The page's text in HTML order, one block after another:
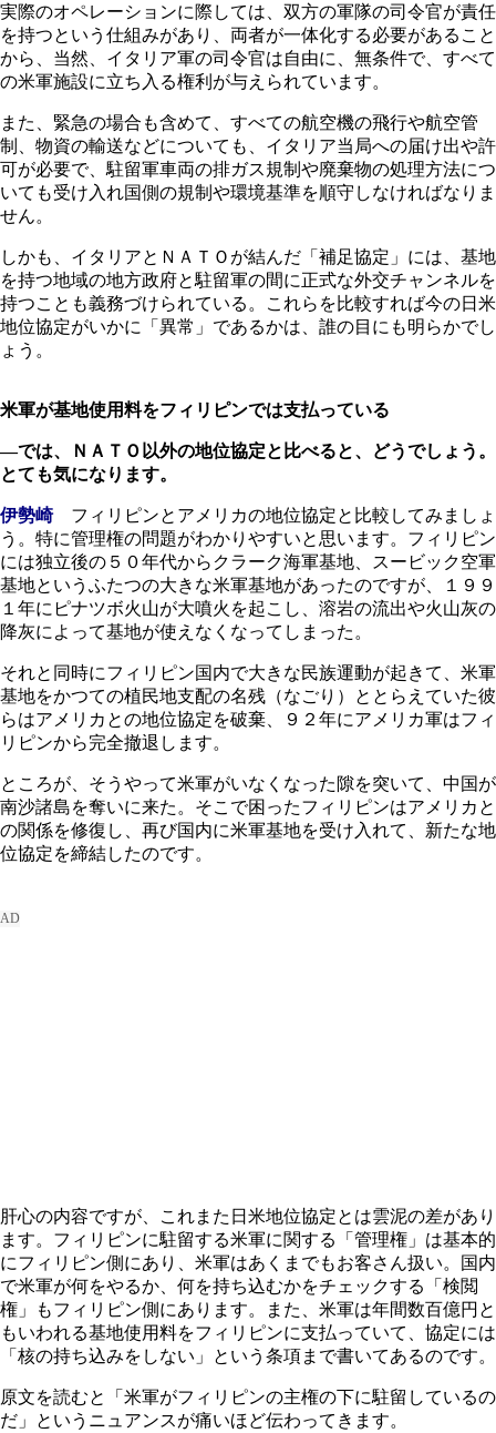
実際のオペレーションに際しては、双方の軍隊の司令官が責任
を持つという仕組みがあり、両者が一体化する必要があること
から、当然、イタリア軍の司令官は自由に、無条件で、すべて
の米軍施設に立ち入る権利が与えられています。
また、緊急の場合も含めて、すべての航空機の飛行や航空管
制、物資の輸送などについても、イタリア当局への届け出や許
可が必要で、駐留軍車両の排ガス規制や廃棄物の処理方法につ
いても受け入れ国側の規制や環境基準を順守しなければなりま
せん。
しかも、イタリアとＮＡＴＯが結んだ「補足協定」には、基地
を持つ地域の地方政府と駐留軍の間に正式な外交チャンネルを
持つことも義務づけられている。これらを比較すれば今の日米
地位協定がいかに「異常」であるかは、誰の目にも明らかでし
ょう。
米軍が基地使用料をフィリピンでは支払っている
―では、ＮＡＴＯ以外の地位協定と比べると、どうでしょう。
とても気になります。
伊勢崎フィリピンとアメリカの地位協定と比較してみましょ
う。特に管理権の問題がわかりやすいと思います。フィリピン
には独立後の５０年代からクラーク海軍基地、スービック空軍
基地というふたつの大きな米軍基地があったのですが、１９９
１年にピナツボ火山が大噴火を起こし、溶岩の流出や火山灰の
降灰によって基地が使えなくなってしまった。
それと同時にフィリピン国内で大きな民族運動が起きて、米軍
基地をかつての植民地支配の名残（なごり）ととらえていた彼
らはアメリカとの地位協定を破棄、９２年にアメリカ軍はフィ
リピンから完全撤退します。
ところが、そうやって米軍がいなくなった隙を突いて、中国が
南沙諸島を奪いに来た。そこで困ったフィリピンはアメリカと
の関係を修復し、再び国内に米軍基地を受け入れて、新たな地
位協定を締結したのです。
肝心の内容ですが、これまた日米地位協定とは雲泥の差があり
ます。フィリピンに駐留する米軍に関する「管理権」は基本的
にフィリピン側にあり、米軍はあくまでもお客さん扱い。国内
で米軍が何をやるか、何を持ち込むかをチェックする「検閲
権」もフィリピン側にあります。また、米軍は年間数百億円と
もいわれる基地使用料をフィリピンに支払っていて、協定には
「核の持ち込みをしない」という条項まで書いてあるのです。
原文を読むと「米軍がフィリピンの主権の下に駐留しているの
だ」というニュアンスが痛いほど伝わってきます。